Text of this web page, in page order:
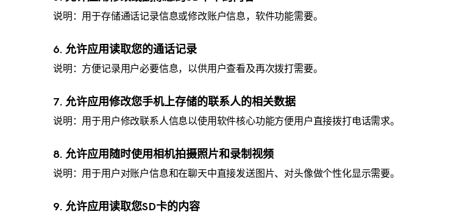
说明：用于存储通话记录信息或修改账户信息，软件功能需要。
6. 允许应用读取您的通话记录
说明：方便记录用户必要信息，以供用户查看及再次拨打需要。
7. 允许应用修改您手机上存储的联系人的相关数据
说明：用于用户修改联系人信息以使用软件核心功能方便用户直接拨打电话需求。
8. 允许应用随时使用相机拍摄照片和录制视频
说明：用于用户对账户信息和在聊天中直接发送图片、对头像做个性化显示需要。
9. 允许应用读取您SD卡的内容